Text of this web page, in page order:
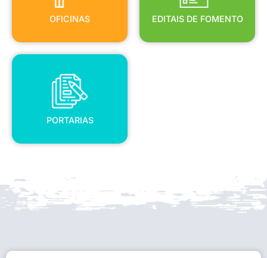
OFICINAS EDITAIS DE FOMENTO
PORTARIAS
PORTARIAS